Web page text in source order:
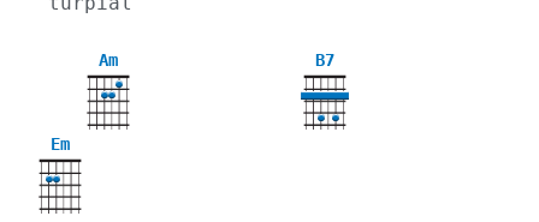
Am B7
Em